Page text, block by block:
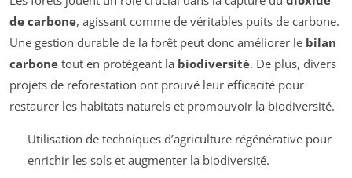
de carbone, agissant comme de véritables puits de carbone.
Une gestion durable de la forêt peut donc améliorer le bilan
carbone tout en protégeant la biodiversité. De plus, divers
projets de reforestation ont prouvé leur efficacité pour
restaurer les habitats naturels et promouvoir la biodiversité.
Utilisation de techniques d’agriculture régénérative pour
enrichir les sols et augmenter la biodiversité.